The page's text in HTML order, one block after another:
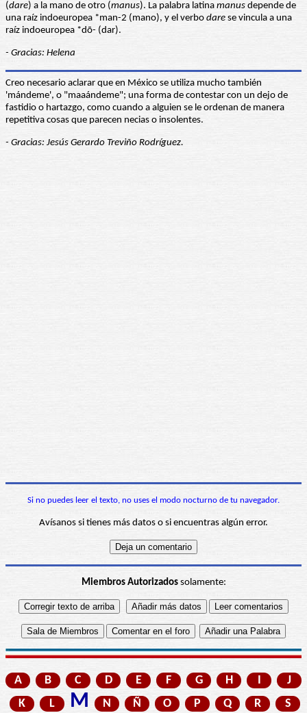
(dare) a la mano de otro (manus). La palabra latina manus depende de
una raíz indoeuropea *man-2 (mano), y el verbo dare se vincula a una
raíz indoeuropea *dō- (dar).
- Gracias: Helena
Creo necesario aclarar que en México se utiliza mucho también
'mándeme', o "maaándeme"; una forma de contestar con un dejo de
fastidio o hartazgo, como cuando a alguien se le ordenan de manera
repetitiva cosas que parecen necias o insolentes.
- Gracias: Jesús Gerardo Treviño Rodríguez.
Si no puedes leer el texto, no uses el modo nocturno de tu navegador.
Avísanos si tienes más datos o si encuentras algún error.
Miembros Autorizadossolamente:
A B C D E F G H
J
K
L M N Ñ O P Q R
S